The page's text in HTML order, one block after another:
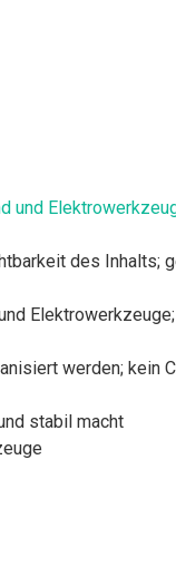
und
des Inhalts;
werden; kein
stabil macht